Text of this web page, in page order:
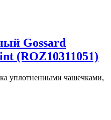
Gossard
(ROZ10311051)
уплотненными чашечками,